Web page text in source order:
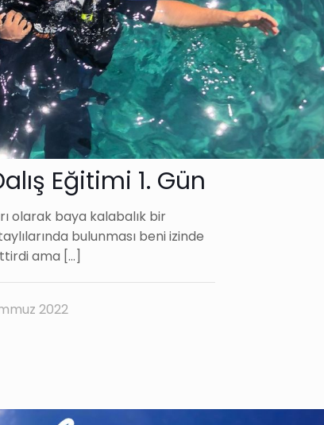
Eğitimi 1. Gün
olarak baya kalabalık bir
bulunması beni izinde
ama […]
2022